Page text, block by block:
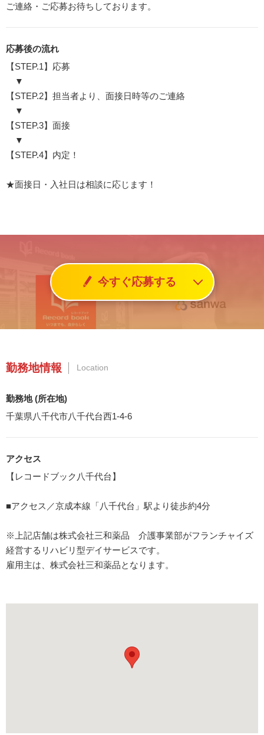
ご連絡・ご応募お待ちしております。
応募後の流れ
【STEP.1】応募
▼
【STEP.2】担当者より、面接日時等のご連絡
▼
【STEP.3】面接
▼
【STEP.4】内定！
★面接日・入社日は相談に応じます！
今すぐ応募する
勤務地情報 Location
勤務地 (所在地)
千葉県八千代市八千代台西1-4-6
アクセス
【レコードブック八千代台】
■アクセス／京成本線「八千代台」駅より徒歩約4分
※上記店舗は株式会社三和薬品 介護事業部がフランチャイズ
経営するリハビリ型デイサービスです。
雇用主は、株式会社三和薬品となります。